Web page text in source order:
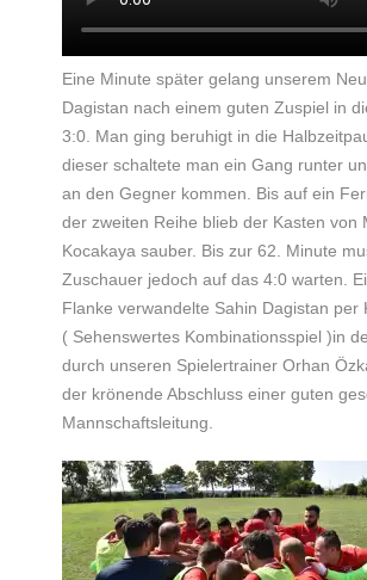
Eine Minute später gelang unserem
Dagistan nach einem guten Zuspiel in
3:0. Man ging beruhigt in die
dieser schaltete man ein Gang runter
an den Gegner kommen. Bis auf ein
der zweiten Reihe blieb der Kasten von
Kocakaya sauber. Bis zur 62. Minute
Zuschauer jedoch auf das 4:0 warten.
Flanke verwandelte Sahin Dagistan per
( Sehenswertes Kombinationsspiel )in
durch unseren Spielertrainer Orhan
der krönende Abschluss einer guten
Mannschaftsleitung.